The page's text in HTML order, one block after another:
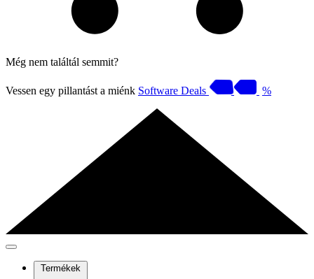
Még nem találtál semmit?
Vessen egy pillantást a miénk Software Deals %
Termékek